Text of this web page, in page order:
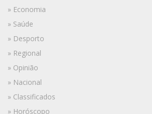
» Economia
» Saúde
» Desporto
» Regional
» Opinião
» Nacional
» Classificados
» Horóscopo